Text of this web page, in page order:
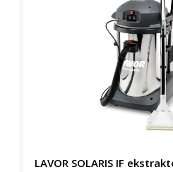
LAVOR SOLARIS IF